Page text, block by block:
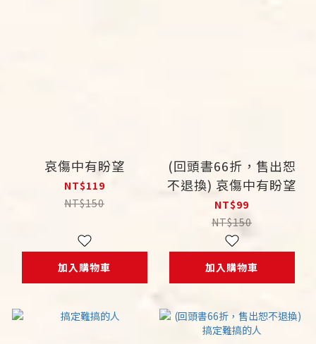
哀傷中有盼望
NT$119
NT$150
加入購物車
(回頭書66折，售出恕
不退換) 哀傷中有盼望
NT$99
NT$150
加入購物車